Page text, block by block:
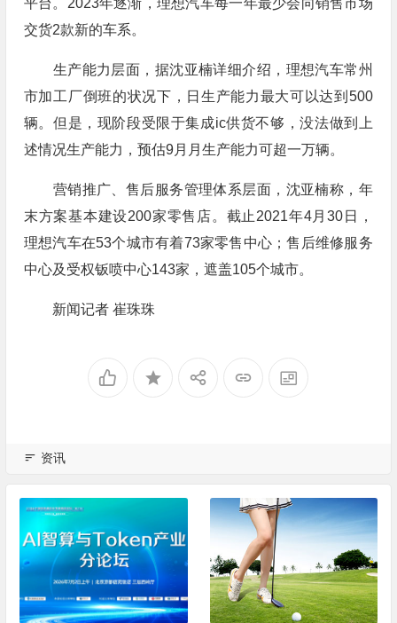
平台。2023年逐渐，理想汽车每一年最少会向销售市场
交货2款新的车系。
生产能力层面，据沈亚楠详细介绍，理想汽车常州
市加工厂倒班的状况下，日生产能力最大可以达到500
辆。但是，现阶段受限于集成ic供货不够，没法做到上
述情况生产能力，预估9月月生产能力可超一万辆。
营销推广、售后服务管理体系层面，沈亚楠称，年
末方案基本建设200家零售店。截止2021年4月30日，
理想汽车在53个城市有着73家零售中心；售后维修服务
中心及受权钣喷中心143家，遮盖105个城市。
新闻记者 崔珠珠
资讯